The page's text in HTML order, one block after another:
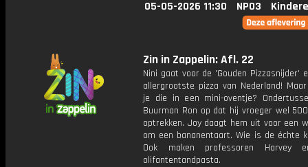
05-05-2026 11:30 NPO3
Zin in Zappelin: Afl. 22
Nini gaat voor de 'Gouden Pizzasnijder'
allergrootste pizza van Nederland!
je die in een mini-oventje?
Buurman Ron op dat hij vroeger wel
optrekken. Joy daagt hem uit voor een
om een bananentaart. Wie is de échte
Ook maken professoren Harvey
olifantentandpasta.